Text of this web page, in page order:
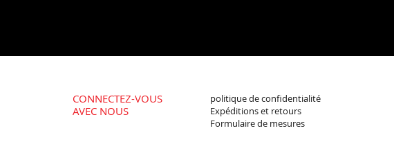
CONNECTEZ-VOUS
AVEC NOUS
politique de confidentialité
Expéditions et retours
Formulaire de mesures